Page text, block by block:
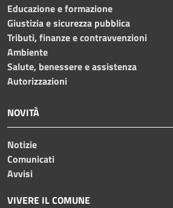
Educazione e formazione
Giustizia e sicurezza pubblica
Tributi, finanze e contravvenzioni
Ambiente
Salute, benessere e assistenza
Autorizzazioni
NOVITÀ
Notizie
Comunicati
Avvisi
VIVERE IL COMUNE